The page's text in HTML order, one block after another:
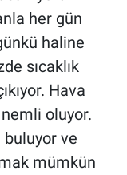
her gün
haline
sıcaklık
Hava
oluyor.
buluyor ve
mümkün